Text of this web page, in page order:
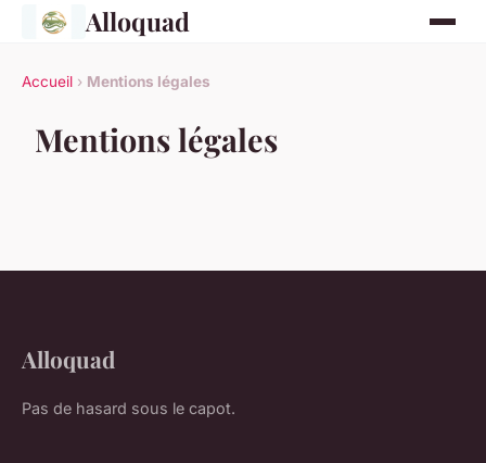
Alloquad
Accueil › Mentions légales
Mentions légales
Alloquad
Pas de hasard sous le capot.